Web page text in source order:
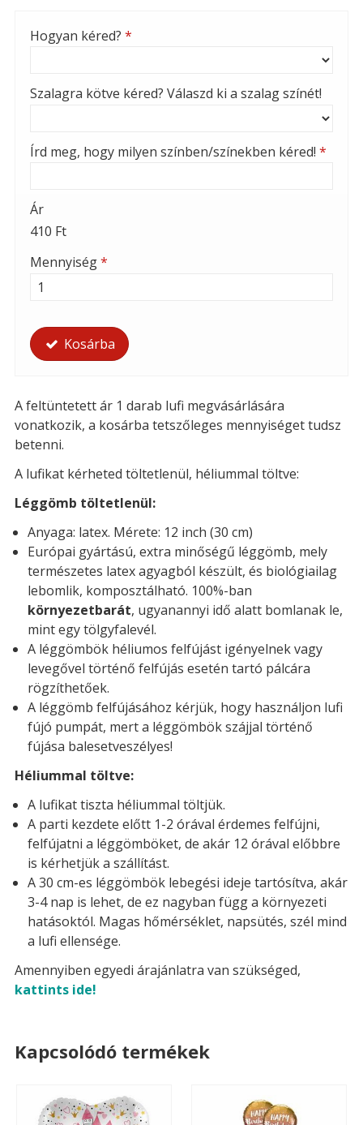
Hogyan kéred? *
Szalagra kötve kéred? Válaszd ki a szalag színét!
Írd meg, hogy milyen színben/színekben kéred! *
Ár
410 Ft
Mennyiség*
Kosárba
A feltüntetett ár 1 darab lufi megvásárlására
vonatkozik, a kosárba tetszőleges mennyiséget tudsz
betenni.
A lufikat kérheted töltetlenül, héliummal töltve:
Léggömb töltetlenül:
Anyaga: latex. Mérete: 12 inch (30 cm)
Európai gyártású, extra minőségű léggömb, mely
természetes latex agyagból készült, és biológiailag
lebomlik, komposztálható. 100%-ban
környezetbarát, ugyanannyi idő alatt bomlanak le,
mint egy tölgyfalevél.
A léggömbök héliumos felfújást igényelnek vagy
levegővel történő felfújás esetén tartó pálcára
rögzíthetőek.
A léggömb felfújásához kérjük, hogy használjon lufi
fújó pumpát, mert a léggömbök szájjal történő
fújása balesetveszélyes!
Héliummal töltve:
A lufikat tiszta héliummal töltjük.
A parti kezdete előtt 1-2 órával érdemes felfújni,
felfújatni a léggömböket, de akár 12 órával előbbre
is kérhetjük a szállítást.
A 30 cm-es léggömbök lebegési ideje tartósítva, akár
3-4 nap is lehet, de ez nagyban függ a környezeti
hatásoktól. Magas hőmérséklet, napsütés, szél mind
a lufi ellensége.
Amennyiben egyedi árajánlatra van szükséged,
kattints ide!
Kapcsolódó termékek